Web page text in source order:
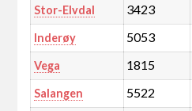
Stor-Elvdal 3423
Inderøy 5053
Vega 1815
Salangen 5522